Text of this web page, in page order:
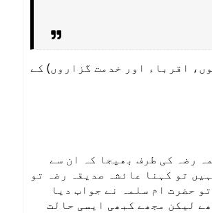
اقرباء اور خدمت گزاروں) کے
رضہ کی طرف بھیجا کہ ان سے
تو کہنا عائشہ صدیقہ رضہ تو
حضرت ام سلمہ نے جواب دیا
لیکن مجھے کبھی ایسی حالت